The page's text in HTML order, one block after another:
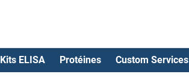
Kits ELISA Protéines Custom Services